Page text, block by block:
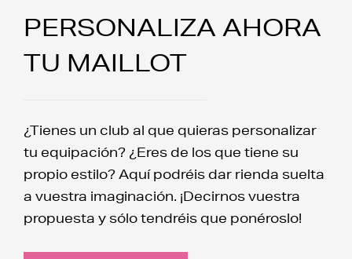
PERSONALIZA AHORA
TU MAILLOT
¿Tienes un club al que quieras personalizar
tu equipación? ¿Eres de los que tiene su
propio estilo? Aquí podréis dar rienda suelta
a vuestra imaginación. ¡Decirnos vuestra
propuesta y sólo tendréis que ponéroslo!